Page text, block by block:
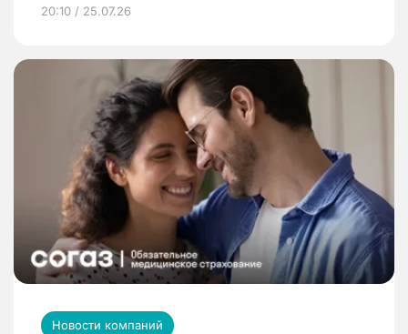
20:10 / 25.07.26
Новости компаний